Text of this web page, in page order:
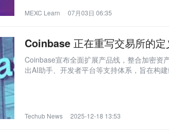
MEXC Learn 07月03日 06:35
Coinbase 正在重写交易所的定
Coinbase宣布全面扩展产品线，整合加密资
出AI助手、开发者平台等支持体系，旨在构建
Techub News 2025-12-18 13:53